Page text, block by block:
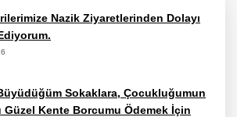
Nazik Ziyaretlerinden Dolayı
Sokaklara, Çocukluğumun
Güzel Kente Borcumu Ödemek İçin